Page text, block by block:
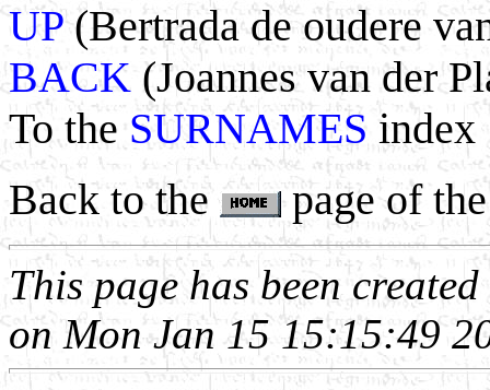
UP(Bertrada de oudere
BACK (Joannes van der
To the SURNAMES index
Back to the
page of
This page has been
on Mon Jan 15 15:15:49